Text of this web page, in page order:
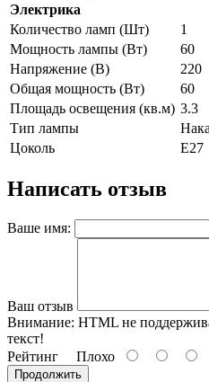
Электрика
Количество ламп (Шт)
1
Мощность лампы (Вт)
60
Напряжение (В)
220
Общая мощность (Вт)
60
Площадь освещения (кв.м) 3.3
Тип лампы
Цоколь
E27
Написать отзыв
Ваше имя:
Ваш отзыв
Внимание: HTML не
текст!
Рейтинг Плохо
Продолжить